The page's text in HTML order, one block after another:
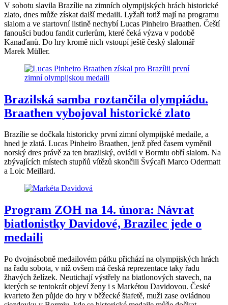
V sobotu slavila Brazílie na zimních olympijských hrách historické
zlato, dnes může získat další medaili. Lyžaři totiž mají na programu
slalom a ve startovní listině nechybí Lucas Pinheiro Braathen. Čeští
fanoušci budou fandit curlerům, které čeká výzva v podobě
Kanaďanů. Do hry kromě nich vstoupí ještě český slalomář
Marek Müller.
Brazilská samba roztančila olympiádu.
Braathen vybojoval historické zlato
Brazílie se dočkala historicky první zimní olympijské medaile, a
hned je zlatá. Lucas Pinheiro Braathen, jenž před časem vyměnil
norský dres právě za ten brazilský, ovládl v Bormiu obří slalom. Na
zbývajících místech stupňů vítězů skončili Švýcaři Marco Odermatt
a Loic Meillard.
Program ZOH na 14. února: Návrat
biatlonistky Davidové, Brazilec jede o
medaili
Po dvojnásobně medailovém pátku přichází na olympijských hrách
na řadu sobota, v níž ovšem má česká reprezentace taky řadu
žhavých želízek. Neutichají výstřely na biatlonových stavech, na
kterých se tentokrát objeví ženy i s Markétou Davidovou. České
kvarteto žen půjde do hry v běžecké štafetě, muži zase ovládnou